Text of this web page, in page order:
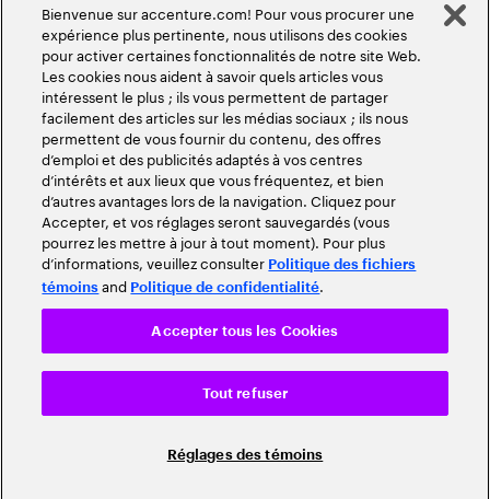
Bienvenue sur accenture.com! Pour vous procurer une
expérience plus pertinente, nous utilisons des cookies
pour activer certaines fonctionnalités de notre site Web.
Les cookies nous aident à savoir quels articles vous
intéressent le plus ; ils vous permettent de partager
facilement des articles sur les médias sociaux ; ils nous
permettent de vous fournir du contenu, des offres
d’emploi et des publicités adaptés à vos centres
d’intérêts et aux lieux que vous fréquentez, et bien
d’autres avantages lors de la navigation. Cliquez pour
Accepter, et vos réglages seront sauvegardés (vous
pourrez les mettre à jour à tout moment). Pour plus
d’informations, veuillez consulter Politique des fichiers
témoins and Politique de confidentialité.
Réglages des témoins
Tout refuser
Accepter tous les Cookies